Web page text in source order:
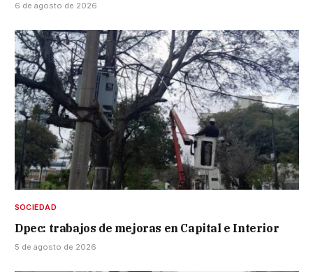
6 de agosto de 2026
SOCIEDAD
Dpec: trabajos de mejoras en Capital e Interior
5 de agosto de 2026